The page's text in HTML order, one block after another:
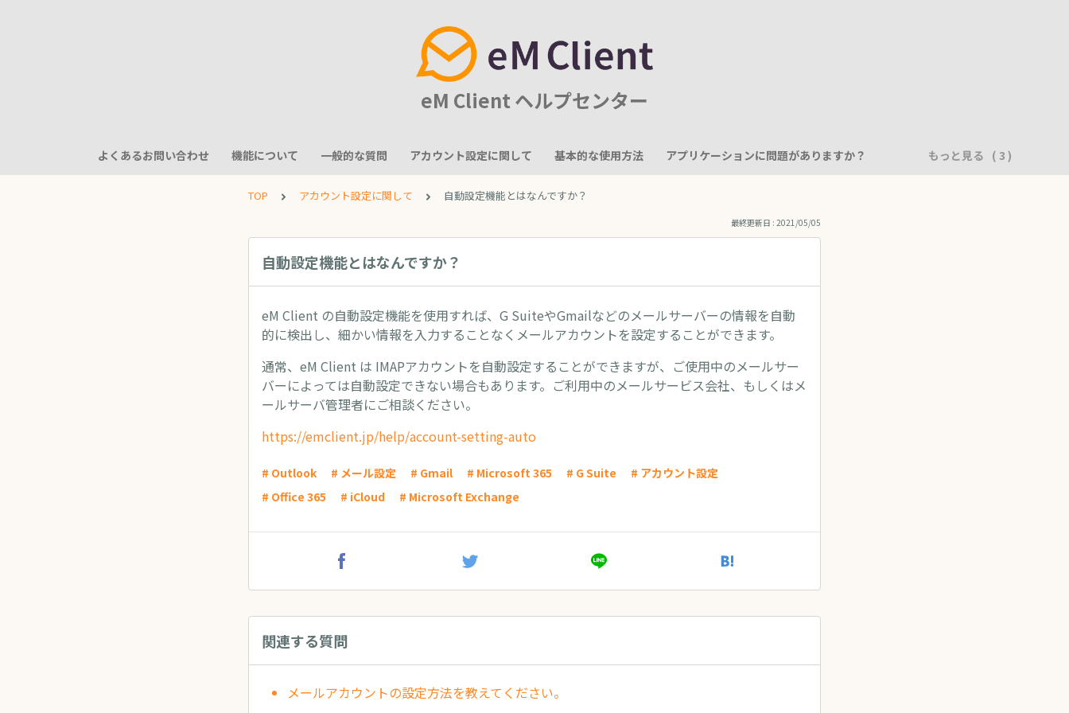
eM Client ヘルプセンター
よくあるお問い合わせ 機能について 一般的な質問 アカウント設定に関して 基本的な使用方法 アプリケーションに問題がありますか？ もっと見る
TOP アカウント設定に関して 自動設定機能とはなんですか？
最終更新日 : 2021/05/05
自動設定機能とはなんですか？
eM Client の自動設定機能を使用すれば、G SuiteやGmailなどのメールサーバーの情報を自動
的に検出し、細かい情報を入力することなくメールアカウントを設定することができます。
通常、eM Client は IMAPアカウントを自動設定することができますが、ご使用中のメールサー
バーによっては自動設定できない場合もあります。ご利用中のメールサービス会社、もしくはメ
ールサーバ管理者にご相談ください。
https://emclient.jp/help/account-setting-auto
# Outlook # メール設定 # Gmail # Microsoft 365 # G Suite
# アカウント設定
# Office 365
# iCloud # Microsoft Exchange
関連する質問
メールアカウントの設定方法を教えてください。